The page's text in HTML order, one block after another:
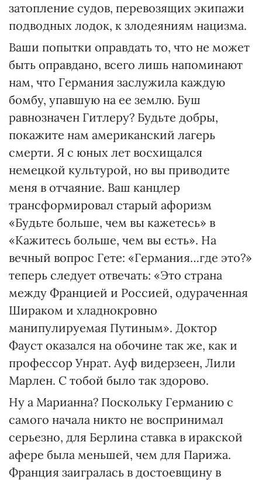
затопление судов, перевозящих экипажи
подводных лодок, к злодеяниям нацизма.
Ваши попытки оправдать то, что не может
быть оправдано, всего лишь напоминают
нам, что Германия заслужила каждую
бомбу, упавшую на ее землю. Буш
равнозначен Гитлеру? Будьте добры,
покажите нам американский лагерь
смерти. Я с юных лет восхищался
немецкой культурой, но вы приводите
меня в отчаяние. Ваш канцлер
трансформировал старый афоризм
«Будьте больше, чем вы кажетесь» в
«Кажитесь больше, чем вы есть». На
вечный вопрос Гете: «Германия…где это?»
теперь следует отвечать: «Это страна
между Францией и Россией, одураченная
Шираком и хладнокровно
манипулируемая Путиным». Доктор
Фауст оказался на обочине так же, как и
профессор Унрат. Ауф видерзеен, Лили
Марлен. С тобой было так здорово.
Ну а Марианна? Поскольку Германию с
самого начала никто не воспринимал
серьезно, для Берлина ставка в иракской
афере была меньшей, чем для Парижа.
Франция заигралась в достоевщину в